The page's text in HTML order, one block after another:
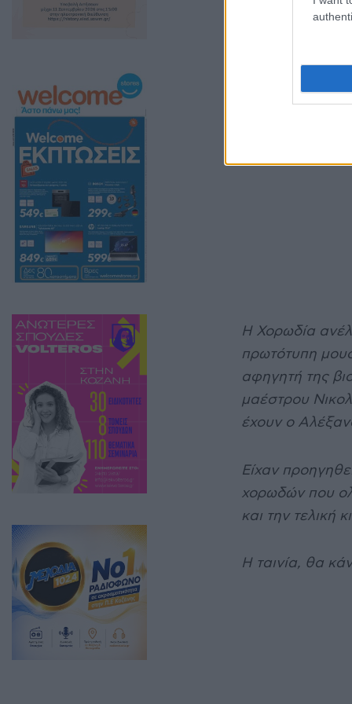
παραγωγή
με τη ΔΕΗ και
Η Χορωδία
πρωτότυπη
αφηγητή της
μαέστρου
έχουν ο
Είχαν
χορωδών που
και την τελική
Η ταινία, θα